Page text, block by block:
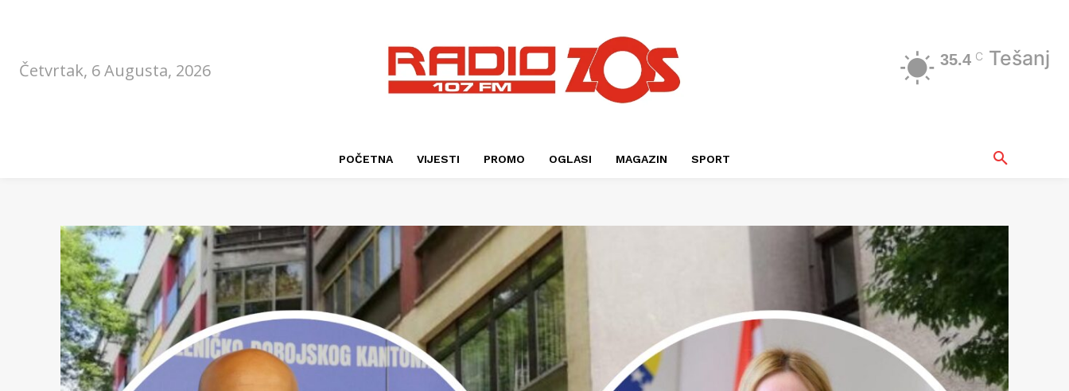
Četvrtak, 6 Augusta, 2026
35.4 C Tešanj
POČETNA VIJESTI PROMO OGLASI MAGAZIN SPORT